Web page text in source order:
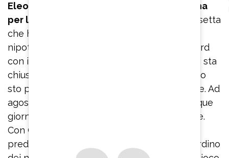
Eleonora Giorgi parla dei programmi che ha
per le prossime settimane:
“Andrò nella casetta
che ho preso in affitto al Terminillo con mio
nipote Gianluca, il figlio di mio fratello, un nerd
con il quale ci intendiamo alla perfezione: lui sta
chiuso nella sua stanza con sei computer e io
sto per conto mio. È diventato il mio badante. Ad
agosto Gianluca mi porterà in Sicilia per cinque
giorni: andremo in aereo, sulla sedia a rotelle.
Con Gabriele abbiamo già in programma di
predisporre tutto per un campeggio nel giardino